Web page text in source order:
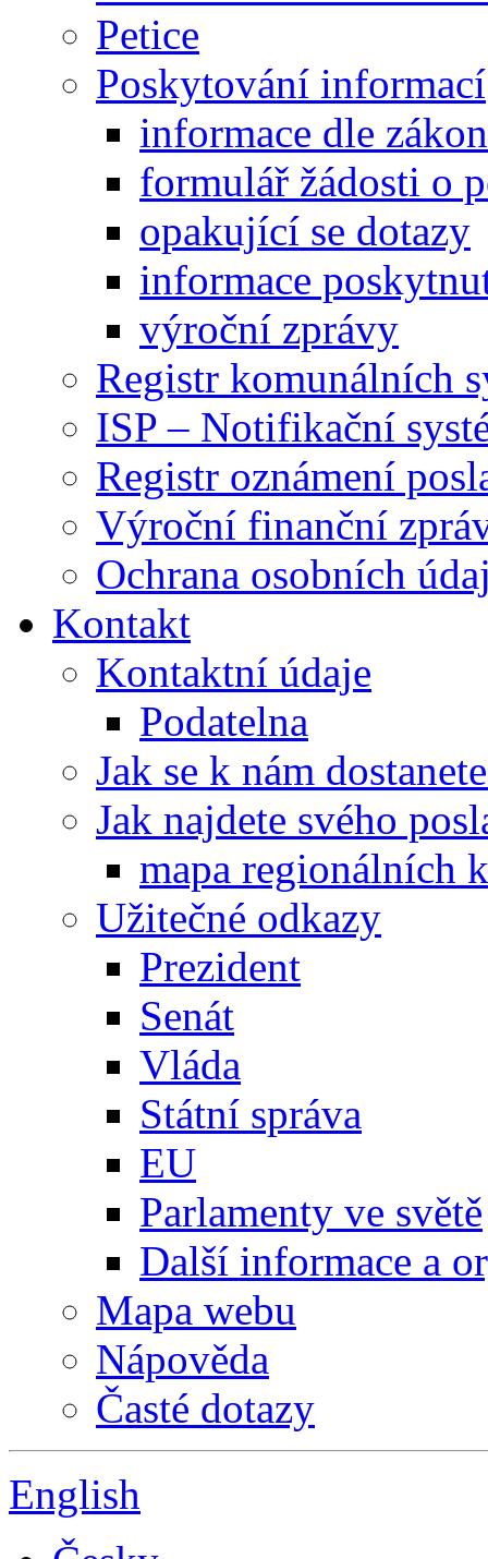
Petice
Poskytování informací
informace dle
formulář žádosti o
opakující se dotazy
informace
výroční zprávy
Registr komunálních
ISP – Notifikační
Registr oznámení
Výroční finanční
Ochrana osobních
Kontakt
Kontaktní údaje
Podatelna
Jak se k nám
Jak najdete svého
mapa regionálních
Užitečné odkazy
Prezident
Senát
Vláda
Státní správa
EU
Parlamenty ve světě
Další informace a
Mapa webu
Nápověda
Časté dotazy
English